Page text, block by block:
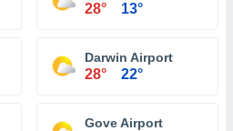
28° 13°
Darwin Airport
28° 22°
Gove Airport